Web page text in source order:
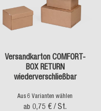
Versandkarton COMFORT-
BOX RETURN
wiederverschließbar
Aus 6 Varianten wählen
ab 0,75 € / St.